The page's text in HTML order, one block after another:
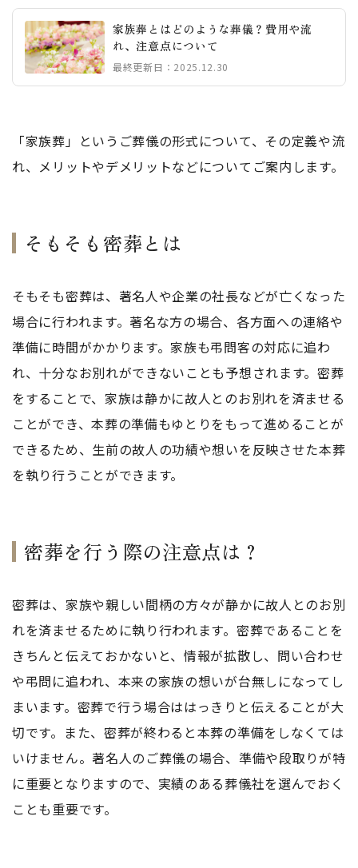
家族葬とはどのような葬儀？費用や流
れ、注意点について
最終更新日：2025.12.30
「家族葬」というご葬儀の形式について、その定義や流
れ、メリットやデメリットなどについてご案内します。
そもそも密葬とは
そもそも密葬は、著名人や企業の社長などが亡くなった
場合に行われます。著名な方の場合、各方面への連絡や
準備に時間がかかります。家族も弔問客の対応に追わ
れ、十分なお別れができないことも予想されます。密葬
をすることで、家族は静かに故人とのお別れを済ませる
ことができ、本葬の準備もゆとりをもって進めることが
できるため、生前の故人の功績や想いを反映させた本葬
を執り行うことができます。
密葬を行う際の注意点は？
密葬は、家族や親しい間柄の方々が静かに故人とのお別
れを済ませるために執り行われます。密葬であることを
きちんと伝えておかないと、情報が拡散し、問い合わせ
や弔問に追われ、本来の家族の想いが台無しになってし
まいます。密葬で行う場合ははっきりと伝えることが大
切です。また、密葬が終わると本葬の準備をしなくては
いけません。著名人のご葬儀の場合、準備や段取りが特
に重要となりますので、実績のある葬儀社を選んでおく
ことも重要です。